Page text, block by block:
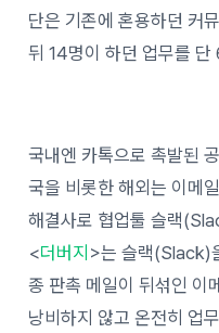
단은 기존에 혼용하던 커
뒤 14명이 하던 업무를 단
국내엔 카톡으로 촉발된
국을 비롯한 해외는 이메
해결사로 협업툴 슬랙
<더버지 >는 슬랙(Slack)
종 판촉 메일이 뒤섞인 이
낭비하지 않고 온전히 업